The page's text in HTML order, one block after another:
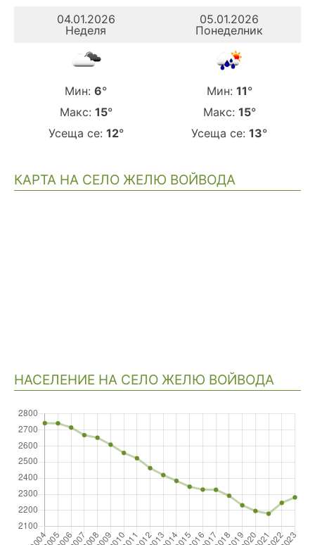
04.01.2026
Неделя
Мин: 6°
Макс: 15°
Усеща се: 12°
05.01.2026
Понеделник
Мин: 11°
Макс: 15°
Усеща се: 13°
КАРТА НА СЕЛО ЖЕЛЮ ВОЙВОДА
НАСЕЛЕНИЕ НА СЕЛО ЖЕЛЮ ВОЙВОДА